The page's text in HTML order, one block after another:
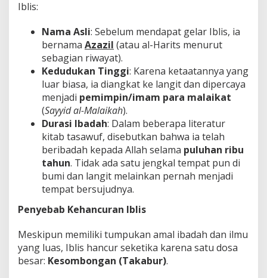
Iblis:
Nama Asli: Sebelum mendapat gelar Iblis, ia
bernama Azazil (atau al-Harits menurut
sebagian riwayat).
Kedudukan Tinggi: Karena ketaatannya yang
luar biasa, ia diangkat ke langit dan dipercaya
menjadi pemimpin/imam para malaikat
(Sayyid al-Malaikah).
Durasi Ibadah: Dalam beberapa literatur
kitab tasawuf, disebutkan bahwa ia telah
beribadah kepada Allah selama puluhan ribu
tahun. Tidak ada satu jengkal tempat pun di
bumi dan langit melainkan pernah menjadi
tempat bersujudnya.
Penyebab Kehancuran Iblis
Meskipun memiliki tumpukan amal ibadah dan ilmu
yang luas, Iblis hancur seketika karena satu dosa
besar: Kesombongan (Takabur).